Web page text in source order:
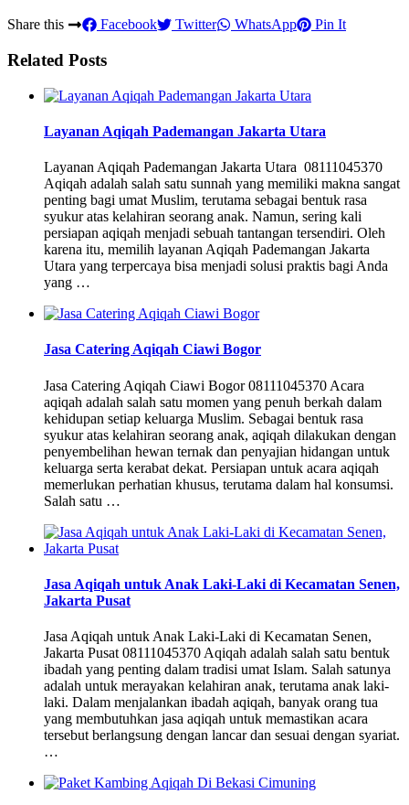
Share this Facebook Twitter WhatsApp Pin It
Related Posts
Layanan Aqiqah Pademangan Jakarta Utara
Layanan Aqiqah Pademangan Jakarta Utara 08111045370
Aqiqah adalah salah satu sunnah yang memiliki makna sangat
penting bagi umat Muslim, terutama sebagai bentuk rasa
syukur atas kelahiran seorang anak. Namun, sering kali
persiapan aqiqah menjadi sebuah tantangan tersendiri. Oleh
karena itu, memilih layanan Aqiqah Pademangan Jakarta
Utara yang terpercaya bisa menjadi solusi praktis bagi Anda
yang …
Jasa Catering Aqiqah Ciawi Bogor
Jasa Catering Aqiqah Ciawi Bogor 08111045370 Acara
aqiqah adalah salah satu momen yang penuh berkah dalam
kehidupan setiap keluarga Muslim. Sebagai bentuk rasa
syukur atas kelahiran seorang anak, aqiqah dilakukan dengan
penyembelihan hewan ternak dan penyajian hidangan untuk
keluarga serta kerabat dekat. Persiapan untuk acara aqiqah
memerlukan perhatian khusus, terutama dalam hal konsumsi.
Salah satu …
Jasa Aqiqah untuk Anak Laki-Laki di Kecamatan Senen,
Jakarta Pusat
Jasa Aqiqah untuk Anak Laki-Laki di Kecamatan Senen,
Jakarta Pusat 08111045370 Aqiqah adalah salah satu bentuk
ibadah yang penting dalam tradisi umat Islam. Salah satunya
adalah untuk merayakan kelahiran anak, terutama anak laki-
laki. Dalam menjalankan ibadah aqiqah, banyak orang tua
yang membutuhkan jasa aqiqah untuk memastikan acara
tersebut berlangsung dengan lancar dan sesuai dengan syariat.
…